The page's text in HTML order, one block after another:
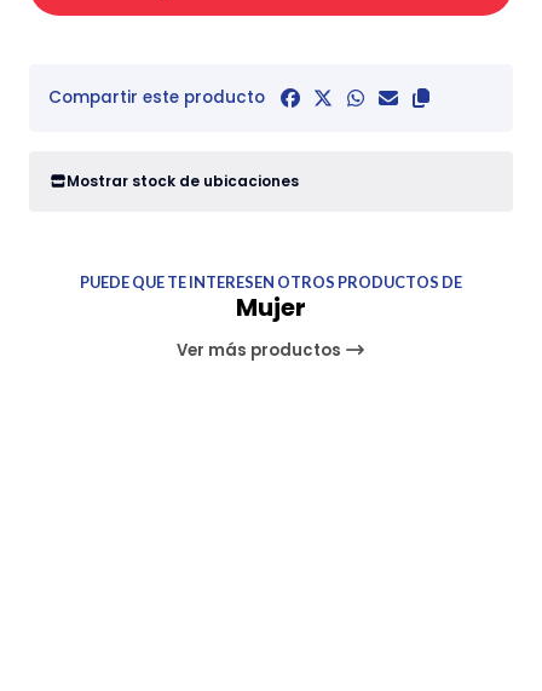
Compartir este producto
Mostrar stock de ubicaciones
PUEDE QUE TE INTERESEN OTROS PRODUCTOS DE
Mujer
Ver más productos